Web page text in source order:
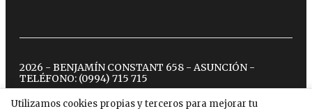
Utilizamos cookies propias y terceros para mejorar tu
2026 - BENJAMÍN CONSTANT 658 - ASUNCIÓN -
TELÉFONO: (0994) 715 715